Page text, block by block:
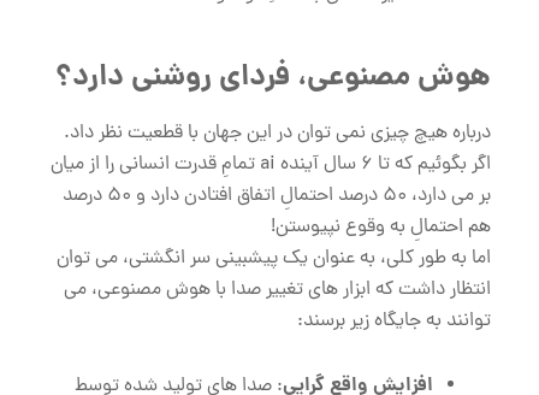
هوش مصنوعی، فردای روشنی دارد؟
درباره هیچ چیزی نمی توان در این جهان با قطعیت نظر داد.
اگر بگوئیم که تا 6 سال آینده ai تمامِ قدرت انسانی را از میان
بر می دارد، 50 درصد احتمالِ اتفاق افتادن دارد و 50 درصد
هم احتمالِ به وقوع نپیوستن!
اما به طور کلی، به عنوان یک پیشبینی سر انگشتی، می توان
انتظار داشت که ابزار های تغییر صدا با هوش مصنوعی، می
توانند به جایگاه زیر برسند:
افزایش واقع‌ گرایی: صدا های تولید شده توسط